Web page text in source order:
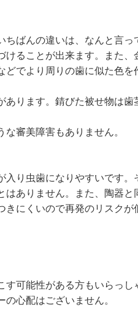
ばんの違いは、なんと言っ
ることが出来ます。また、
でより周りの歯に似た色を
ります。錆びた被せ物は歯
審美障害もありません。
り虫歯になりやすいです。
ありません。また、陶器と
にくいので再発のリスクが
可能性がある方もいらっし
心配はございません。